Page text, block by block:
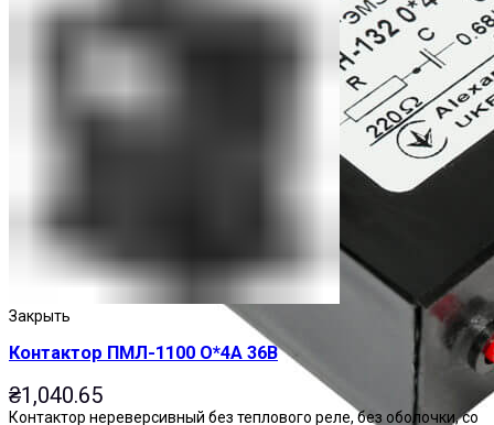
Закрыть
Контактор ПМЛ-1100 О*4А 36В
₴1,040.65
Контактор нереверсивный без теплового реле, без оболочки, со